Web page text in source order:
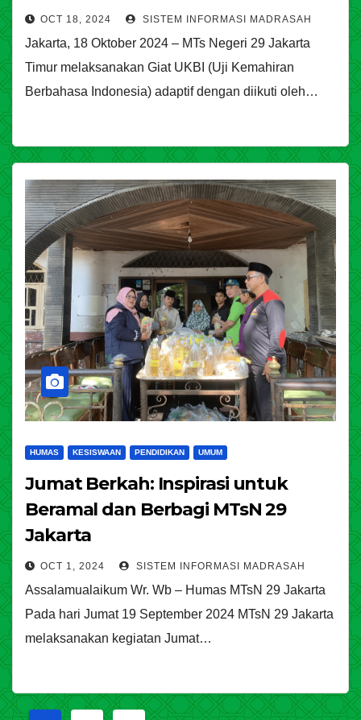
OCT 18, 2024 SISTEM INFORMASI MADRASAH
Jakarta, 18 Oktober 2024 – MTs Negeri 29 Jakarta
Timur melaksanakan Giat UKBI (Uji Kemahiran
Berbahasa Indonesia) adaptif dengan diikuti oleh…
HUMAS KESISWAAN PENDIDIKAN UMUM
Jumat Berkah: Inspirasi untuk
Beramal dan Berbagi MTsN 29
Jakarta
OCT 1, 2024 SISTEM INFORMASI MADRASAH
Assalamualaikum Wr. Wb – Humas MTsN 29 Jakarta
Pada hari Jumat 19 September 2024 MTsN 29 Jakarta
melaksanakan kegiatan Jumat…